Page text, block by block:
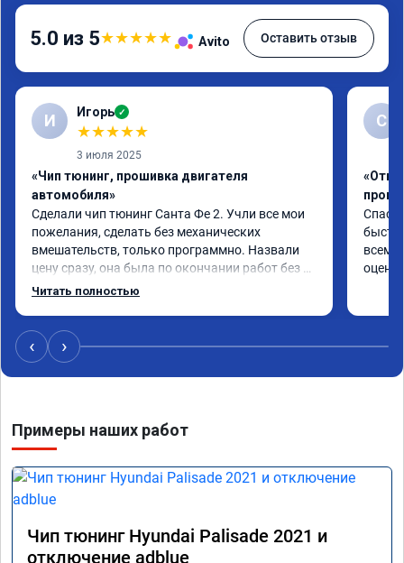
5.0 из 5★★★★★ Avito Оставить отзыв
И Игорь ✓
★★★★★
3 июля 2025
«Чип тюнинг, прошивка двигателя
автомобиля»
Сделали чип тюнинг Санта Фе 2. Учли все мои
пожелания, сделать без механических
вмешательств, только программно. Назвали
цену сразу, она была по окончании работ без
изменений. Александр профи своего дела,
и процветания сервису!!!
Читать полностью
С
всем
‹ ›
Примеры наших работ
Чип тюнинг Hyundai Palisade 2021 и
отключение adblue